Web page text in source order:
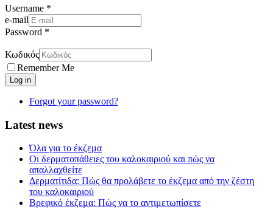
Username *
e-mail
Password *
Κωδικός
Remember Me
Forgot your password?
Latest news
Όλα για το έκζεμα
Οι δερματοπάθειες του καλοκαιριού και πώς να
απαλλαχθείτε
Δερματίτιδα: Πώς θα προλάβετε το έκζεμα από την ζέστη
του καλοκαιριού
Βρεφικό έκζεμα: Πώς να το αντιμετωπίσετε